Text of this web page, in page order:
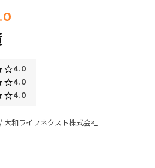
4.0
4.0
4.0
/ 大和ライフネクスト株式会社